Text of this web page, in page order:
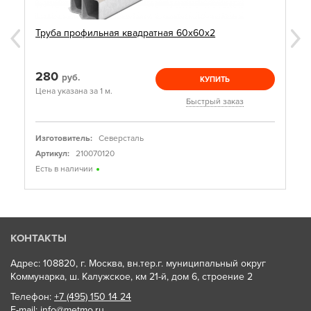
Труба профильная квадратная 60х60х2
280 руб.
Цена указана за 1 м.
КУПИТЬ
Быстрый заказ
Изготовитель:
Северсталь
Артикул:
210070120
Есть в наличии
КОНТАКТЫ
Адрес: 108820, г. Москва, вн.тер.г. муниципальный округ
Коммунарка, ш. Калужское, км 21-й, дом 6, строение 2
Телефон: +7 (495) 150 14 24